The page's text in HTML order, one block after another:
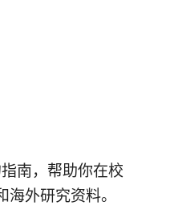
南，帮助你在校
外研究资料。